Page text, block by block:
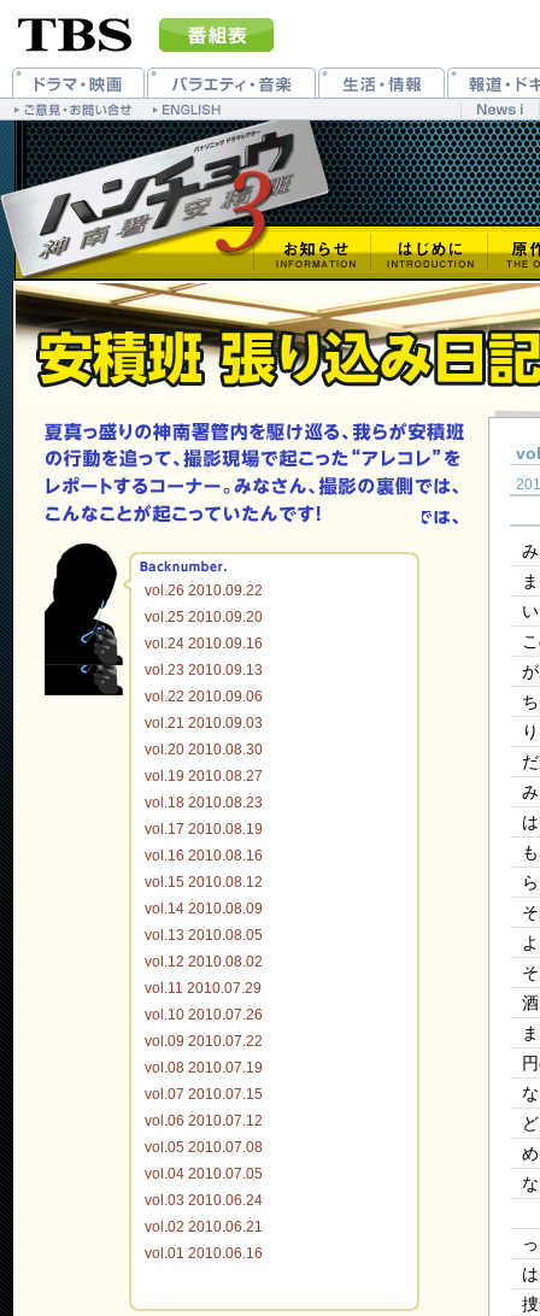
vol.26 2010.09.22
vol.25 2010.09.20
vol.24 2010.09.16
vol.23 2010.09.13
vol.22 2010.09.06
vol.21 2010.09.03
vol.20 2010.08.30
vol.19 2010.08.27
vol.18 2010.08.23
vol.17 2010.08.19
vol.16 2010.08.16
vol.15 2010.08.12
vol.14 2010.08.09
vol.13 2010.08.05
vol.12 2010.08.02
vol.11 2010.07.29
vol.10 2010.07.26
vol.09 2010.07.22
vol.08 2010.07.19
vol.07 2010.07.15
vol.06 2010.07.12
vol.05 2010.07.08
vol.04 2010.07.05
vol.03 2010.06.24
vol.02 2010.06.21
vol.01 2010.06.16